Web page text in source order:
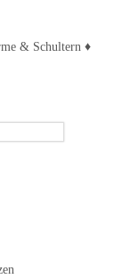
& Schultern ♦